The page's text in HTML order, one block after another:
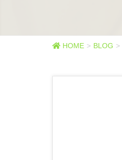
HOME BLOG